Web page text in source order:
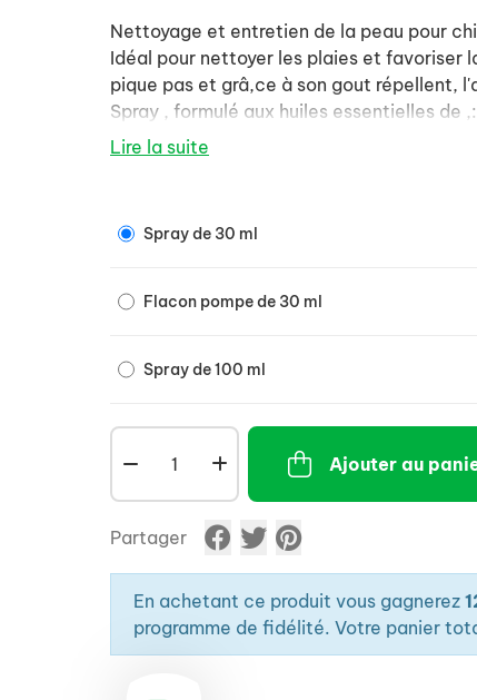
Nettoyage et entretien de la peau pour
Idéal pour nettoyer les plaies et favoriser
pique pas et grâ,ce à son gout répellent,
Spray , formulé aux huiles essentielles de ,:
Ciste ladanifère aux vertus
antiparasitaire et antifongique.
Lavande vraie cicatrisante,
et par le calendula officinalis aux vertus
Lire la suite
Spray de 30 ml
Flacon pompe de 30 ml
Spray de 100 ml
Ajouter au
Partager
En achetant ce produit vous gagnerez
programme de fidélité. Votre panier